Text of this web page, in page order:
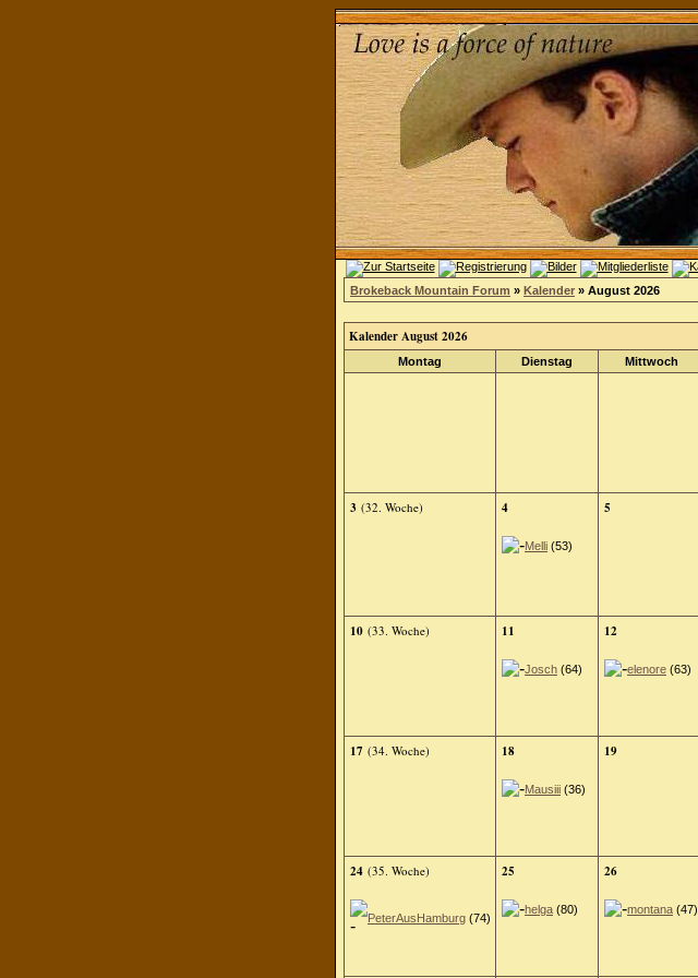
Brokeback Mountain Forum » Kalender » August 2026
Kalender August 2026
Montag Dienstag Mittwoch
3 (32. Woche) 4
Melli (53)
5
10 (33. Woche) 11
Josch (64)
12
elenore (63)
17 (34. Woche) 18
Mausiii (36)
19
24 (35. Woche)
PeterAusHamburg (74)
25
helga (80)
26
montana (47)